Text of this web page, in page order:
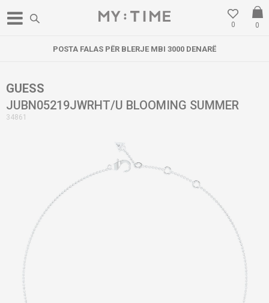
0
0
POSTA FALAS PËR BLERJE MBI 3000 DENARË
GUESS
JUBN05219JWRHT/U BLOOMING SUMMER
34861